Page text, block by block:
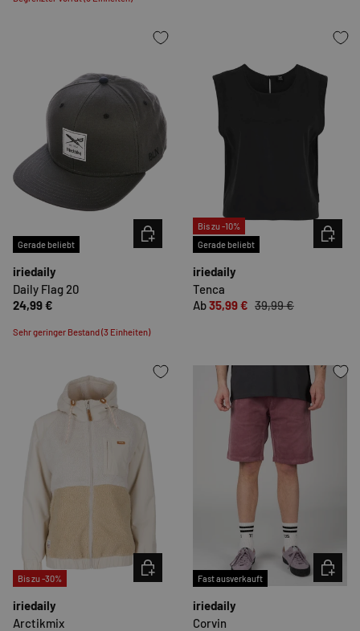
Gerade beliebt
iriedaily
Daily Flag 20
24,99 €
Sehr geringer Bestand (3 Einheiten)
OPTIONEN AUSWÄHLEN
Bis zu -10%
Gerade beliebt
iriedaily
Tenca
Ab35,99 € 39,99 €
Bis zu -30%
iriedaily
Arctikmix
OPTIONEN AUSWÄHLEN
Fast ausverkauft
iriedaily
Corvin